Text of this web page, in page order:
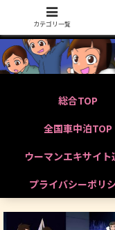
総合TOP
全国車中泊TOP
ウーマンエキサイト
プライバシーポリ
カテゴリ一覧